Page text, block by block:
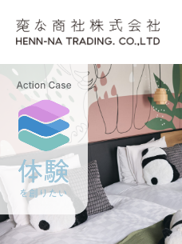
Skip to content